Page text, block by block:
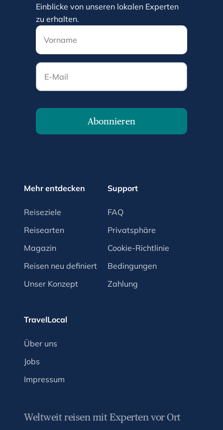
Einblicke von unseren lokalen Experten
zu erhalten.
E-Mail
Abonnieren
Mehr entdecken
Reiseziele
Reisearten
Magazin
Reisen neu definiert
Unser Konzept
Support
FAQ
Privatsphäre
Cookie-Richtlinie
Bedingungen
Zahlung
TravelLocal
Über uns
Jobs
Impressum
Weltweit reisen mit Experten vor Ort